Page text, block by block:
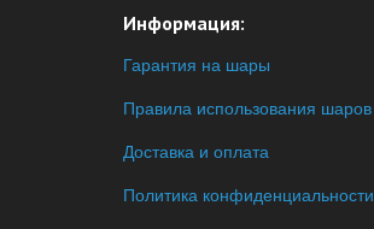
Информация:
Гарантия на шары
Правила использования шаров
Доставка и оплата
Политика конфиденциальности